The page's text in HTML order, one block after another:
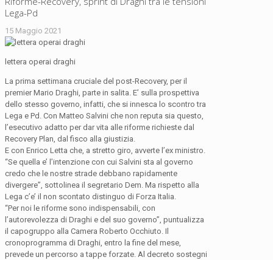
Lega-Pd
15 Maggio 2021
lettera operai draghi
La prima settimana cruciale del post-Recovery, per il
premier Mario Draghi, parte in salita. E’ sulla prospettiva
dello stesso governo, infatti, che si innesca lo scontro tra
Lega e Pd. Con Matteo Salvini che non reputa sia questo,
l’esecutivo adatto per dar vita alle riforme richieste dal
Recovery Plan, dal fisco alla giustizia.
E con Enrico Letta che, a stretto giro, avverte l’ex ministro.
“Se quella e’ l’intenzione con cui Salvini sta al governo
credo che le nostre strade debbano rapidamente
divergere”, sottolinea il segretario Dem. Ma rispetto alla
Lega c’e’ il non scontato distinguo di Forza Italia.
“Per noi le riforme sono indispensabili, con
l’autorevolezza di Draghi e del suo governo”, puntualizza
il capogruppo alla Camera Roberto Occhiuto. Il
cronoprogramma di Draghi, entro la fine del mese,
prevede un percorso a tappe forzate. Al decreto sostegni